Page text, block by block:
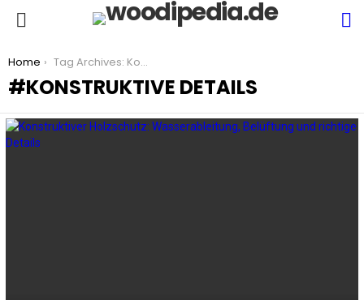
You are here:
Home Tag Archives: Konstruktive Details
KONSTRUKTIVE DETAILS
LATEST